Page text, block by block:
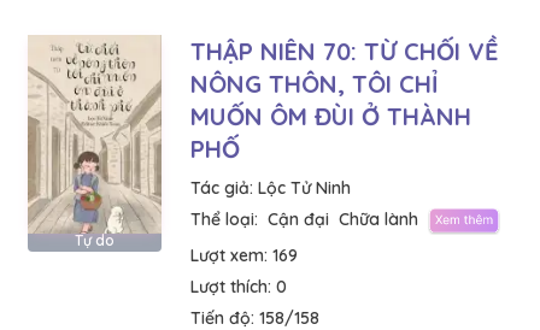
Tự do
THẬP NIÊN 70: TỪ CHỐI VỀ
NÔNG THÔN, TÔI CHỈ
MUỐN ÔM ĐÙI Ở THÀNH
PHỐ
Tác giả: Lộc Tử Ninh
Thể loại: Cận đại Chữa lành
Lượt xem: 169
Lượt thích: 0
Tiến độ: 158/158